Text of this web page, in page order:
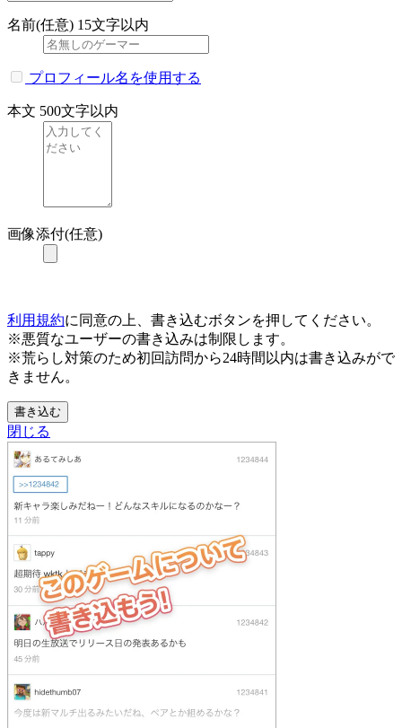
名前(任意) 15文字以内
プロフィール名を使用する
本文 500文字以内
画像添付(任意)
利用規約に同意の上、書き込むボタンを押してください。
※悪質なユーザーの書き込みは制限します。
※荒らし対策のため初回訪問から24時間以内は書き込みがで
きません。
書き込む
閉じる